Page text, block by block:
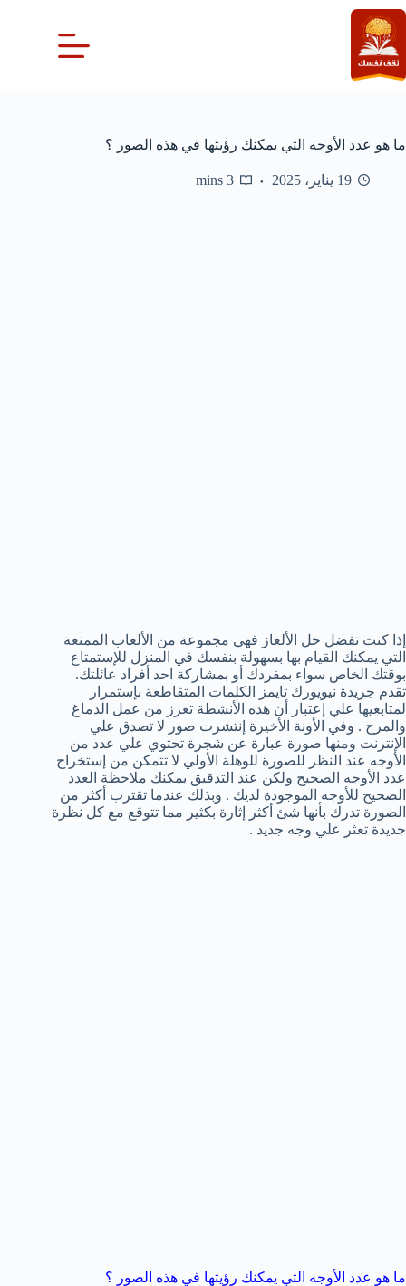
التجاوز
إلى
المحتوى
ما هو عدد الأوجه التي يمكنك رؤيتها في هذه الصور ؟
19 يناير، 2025 3 mins
إذا كنت تفضل حل الألغاز فهي مجموعة من الألعاب الممتعة
التي يمكنك القيام بها بسهولة بنفسك في المنزل للإستمتاع
بوقتك الخاص سواء بمفردك أو بمشاركة احد أفراد عائلتك.
تقدم جريدة نيويورك تايمز الكلمات المتقاطعة بإستمرار
لمتابعيها علي إعتبار أن هذه الأنشطة تعزز من عمل الدماغ
والمرح . وفي الأونة الأخيرة إنتشرت صور لا تصدق علي
الإنترنت ومنها صورة عبارة عن شجرة تحتوي علي عدد من
الأوجه عند النظر للصورة للوهلة الأولي لا تتمكن من إستخراج
عدد الأوجه الصحيح ولكن عند التدقيق يمكنك ملاحظة العدد
الصحيح للأوجه الموجودة لديك . وبذلك عندما تقترب أكثر من
الصورة تدرك بأنها شئ أكثر إثارة بكثير مما تتوقع مع كل نظرة
جديدة تعثر علي وجه جديد .
ما هو عدد الأوجه التي يمكنك رؤيتها في هذه الصور ؟